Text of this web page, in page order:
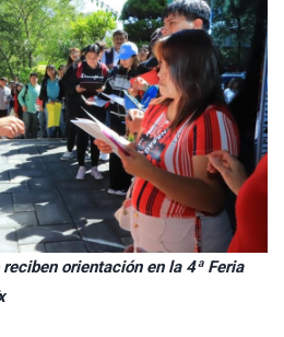
orientación en la 4ª Feria